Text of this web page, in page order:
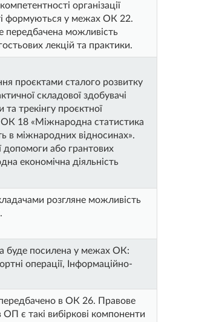
організації
формуються у межах ОК 22.
передбачена можливість
лекцій та практики.
проєктами сталого розвитку
складової здобувачі
трекінгу проєктної
ОК 18 «Міжнародна статистика
в міжнародних відносинах».
допомоги або грантових
економічна діяльність
розгляне можливість
буде посилена у межах ОК:
операції, Інформаційно-
в ОК 26. Правове
є такі вибіркові компоненти